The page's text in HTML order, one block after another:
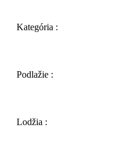
Kategória :
Podlažie :
Lodžia :